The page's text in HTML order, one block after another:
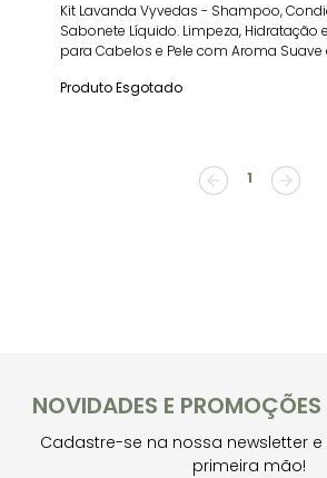
Kit Lavanda Vyvedas - Shampoo,
Sabonete Líquido. Limpeza, Hidratação
para Cabelos e Pele com Aroma Suave
Produto Esgotado
1
NOVIDADES E
Cadastre-se na nossa newsletter
primeira mão!